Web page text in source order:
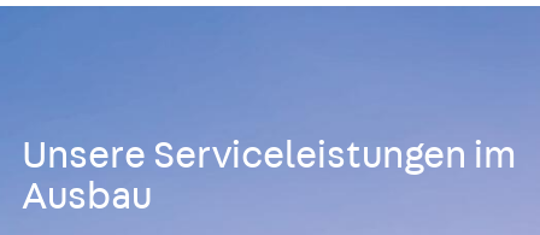
Zurück
Unsere Serviceleistungen im
Ausbau